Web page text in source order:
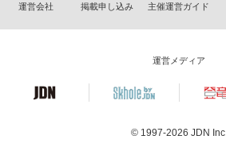
運営会社 掲載申し込み 主催運営ガイド
運営メディア
© 1997-2026 JDN Inc.